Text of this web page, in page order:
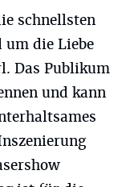
schnellsten
um die Liebe
Das Publikum
und kann